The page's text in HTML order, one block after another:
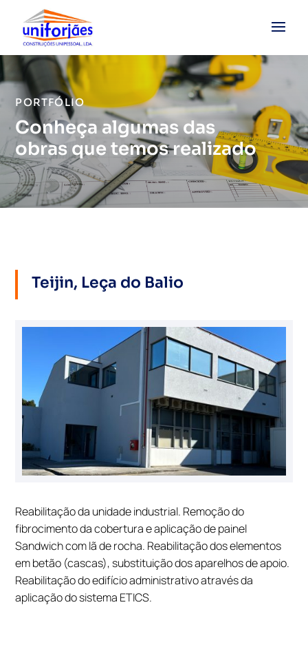
PORTFÓLIO
Conheça algumas das
obras que temos realizado
Teijin, Leça do Balio
Reabilitação da unidade industrial. Remoção do
fibrocimento da cobertura e aplicação de painel
Sandwich com lã de rocha. Reabilitação dos elementos
em betão (cascas), substituição dos aparelhos de apoio.
Reabilitação do edifício administrativo através da
aplicação do sistema ETICS.